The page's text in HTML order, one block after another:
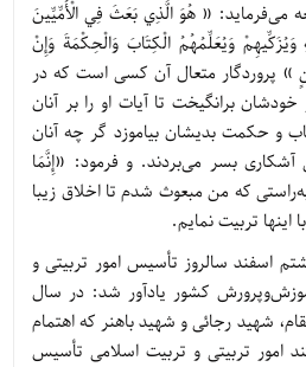
جمعه می‌فرماید: « هُوَ الَّذِي بَعَثَ فِي الْأُمِّيِّينَ
وَيُزَكِّيهِمْ وَيُعَلِّمُهُمُ الْكِتَابَ وَالْحِكْمَةَ وَإِنْ
» پروردگار متعال آن كسی است كه در
برانگيخت تا آيات او را بر آنان
و حكمت بديشان بياموزد گر چه آنان
بسر می‌بردند. و فرمود: «إِنَّمَا
که من مبعوث شدم تا اخلاق زیبا
اینها تربیت نمایم.
اسفند سالروز تأسیس امور تربيتى و
کشور یادآور شد: در سال
شهید رجائی و شهید باهنر که اهتمام
امور تربيتى و تربيت اسلامى‏ تأسیس